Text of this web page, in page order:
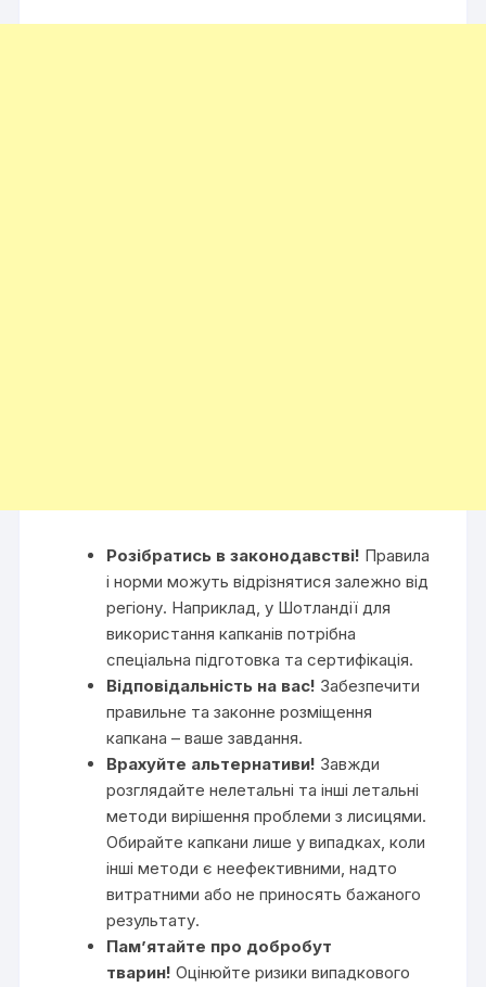
Розібратись в законодавстві! Правила
і норми можуть відрізнятися залежно від
регіону. Наприклад, у Шотландії для
використання капканів потрібна
спеціальна підготовка та сертифікація.
Відповідальність на вас! Забезпечити
правильне та законне розміщення
капкана – ваше завдання.
Врахуйте альтернативи! Завжди
розглядайте нелетальні та інші летальні
методи вирішення проблеми з лисицями.
Обирайте капкани лише у випадках, коли
інші методи є неефективними, надто
витратними або не приносять бажаного
результату.
Пам’ятайте про добробут
тварин! Оцінюйте ризики випадкового